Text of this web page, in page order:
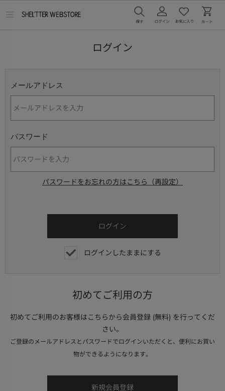
ログイン
メールアドレス
パスワード
パスワードをお忘れの方はこちら（再設定）
ログインしたままにする
初めてご利用の方
初めてご利用のお客様はこちらから会員登録 (無料) を行ってくだ
さい。
ご登録のメールアドレスとパスワードでログインいただくと、便利にお買い
物ができるようになります。